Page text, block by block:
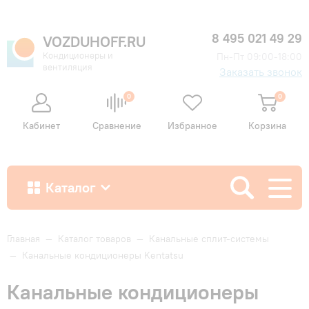
VOZDUHOFF.RU
Кондиционеры и
вентиляция
8 495 021 49 29
Заказать звонок
Кабинет
0
Сравнение Избранное
0
Корзина
Каталог
Как купить
Главная — Каталог товаров — Канальные сплит-системы
— Канальные кондиционеры Kentatsu
Канальные кондиционеры